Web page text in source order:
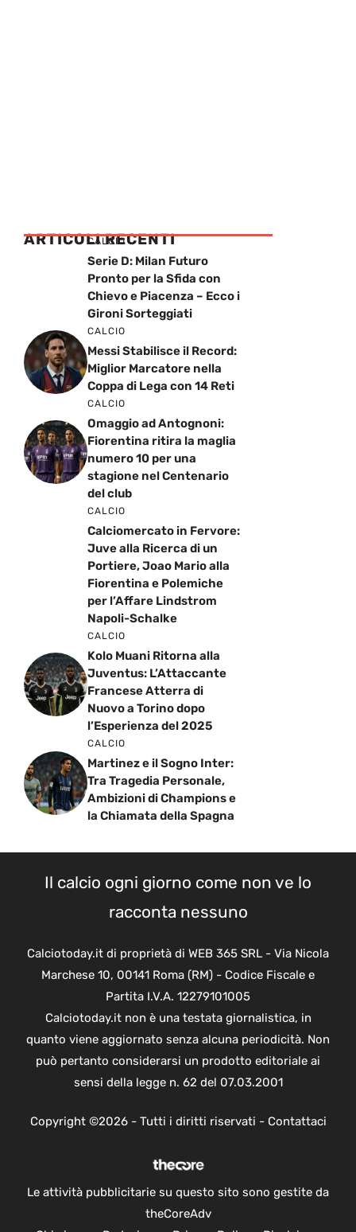
ARTICOLI RECENTI
CALCIO
Serie D: Milan Futuro
Pronto per la Sfida con
Chievo e Piacenza – Ecco i
Gironi Sorteggiati
CALCIO
Messi Stabilisce il Record:
Miglior Marcatore nella
Coppa di Lega con 14 Reti
CALCIO
Omaggio ad Antognoni:
Fiorentina ritira la maglia
numero 10 per una
stagione nel Centenario
del club
CALCIO
Calciomercato in Fervore:
Juve alla Ricerca di un
Portiere, Joao Mario alla
Fiorentina e Polemiche
per l’Affare Lindstrom
Napoli-Schalke
CALCIO
Kolo Muani Ritorna alla
Juventus: L’Attaccante
Francese Atterra di
Nuovo a Torino dopo
l’Esperienza del 2025
CALCIO
Martinez e il Sogno Inter:
Tra Tragedia Personale,
Ambizioni di Champions e
la Chiamata della Spagna
Il calcio ogni giorno come non ve lo
racconta nessuno
Calciotoday.it di proprietà di WEB 365 SRL - Via Nicola
Marchese 10, 00141 Roma (RM) - Codice Fiscale e
Partita I.V.A. 12279101005
Calciotoday.it non è una testata giornalistica, in
quanto viene aggiornato senza alcuna periodicità. Non
può pertanto considerarsi un prodotto editoriale ai
sensi della legge n. 62 del 07.03.2001
Copyright ©2026 - Tutti i diritti riservati - Contattaci
Le attività pubblicitarie su questo sito sono gestite da
theCoreAdv